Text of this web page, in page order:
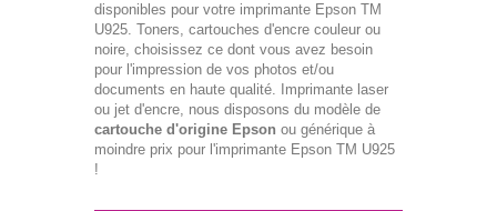
disponibles pour votre imprimante Epson TM
U925. Toners, cartouches d'encre couleur ou
noire, choisissez ce dont vous avez besoin
pour l'impression de vos photos et/ou
documents en haute qualité. Imprimante laser
ou jet d'encre, nous disposons du modèle de
cartouche d'origine Epson ou générique à
moindre prix pour l'imprimante Epson TM U925
!